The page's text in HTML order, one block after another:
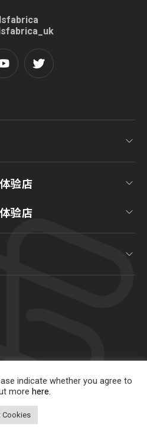
验店
验店
中心有限公司版权所有。
indicate whether you agree to
more here.
Cookies